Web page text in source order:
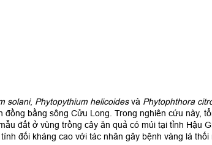
solani, Phytopythium helicoidesvà Phytophthora
đồng bằng sông Cửu Long. Trong nghiên cứu này,
đất ở vùng trồng cây ăn quả có múi tại tỉnh Hậu
đối kháng cao với tác nhân gây bệnh vàng lá thối